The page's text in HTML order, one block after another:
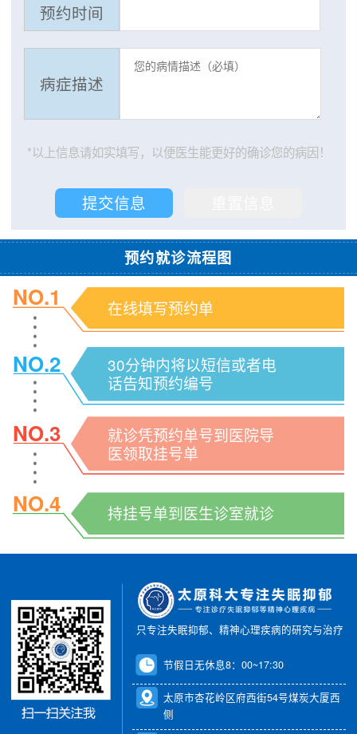
预约时间
病症描述
*以上信息请如实填写，以便医生能更好的确诊您的病因！
预约就诊流程图
NO.1 在线填写预约单
NO.2
30分钟内将以短信或者电
话告知预约编号
NO.3
就诊凭预约单号到医院导
医领取挂号单
NO.4 持挂号单到医生诊室就诊
只专注失眠抑郁、精神心理疾病的研究与治疗
节假日无休息8：00~17:30
太原市杏花岭区府西街54号煤炭大厦西
侧